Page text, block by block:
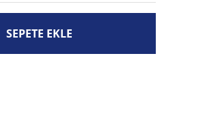
SEPETE EKLE